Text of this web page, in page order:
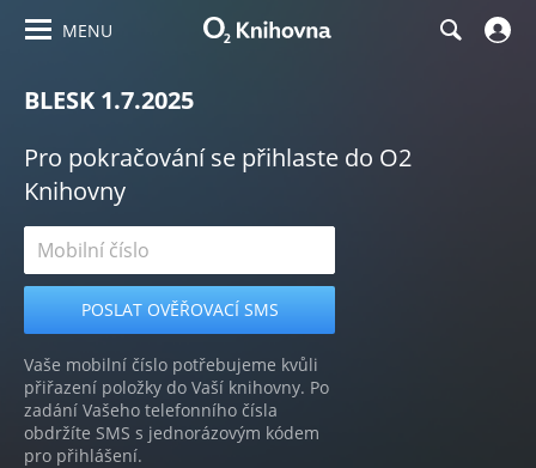
MENU
BLESK 1.7.2025
Pro pokračování se přihlaste do O2
Knihovny
Vaše mobilní číslo potřebujeme kvůli
přiřazení položky do Vaší knihovny. Po
zadání Vašeho telefonního čísla
obdržíte SMS s jednorázovým kódem
pro přihlášení.